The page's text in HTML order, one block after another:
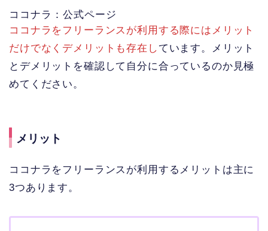
ココナラ：公式ページ
ココナラをフリーランスが利用する際にはメリット
だけでなくデメリットも存在し ています。メリット
とデメリットを確認して自分に合っているのか見極
めてください。
メリット
ココナラをフリーランスが利用するメリットは主に
3つあります。